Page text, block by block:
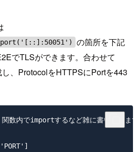
の箇所を下記
でTLSができます。合わせて
、ProtocolをHTTPSにPortを443
数内でimportするなど雑に書いていま